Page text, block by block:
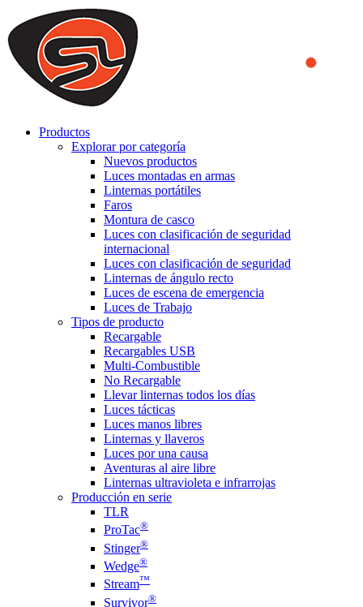
We use cookies to ensure that we provide you the best experience
on our website. By continuing to browse this website, you accept
that cookies are used to help us analyze how the website is used and
to offer you a better experience. To learn more or to find out how
you can disable cookies, you can access our
Productos
Explorar por categoría
Nuevos productos
Luces montadas en armas
Linternas portátiles
Faros
Montura de casco
Luces con clasificación de seguridad
internacional
Luces con clasificación de seguridad
Linternas de ángulo recto
Luces de escena de emergencia
Luces de Trabajo
Tipos de producto
Recargable
Recargables USB
Multi-Combustible
No Recargable
Llevar linternas todos los días
Luces tácticas
Luces manos libres
Linternas y llaveros
Luces por una causa
Aventuras al aire libre
Linternas ultravioleta e infrarrojas
Producción en serie
TLR
ProTac®
Stinger®
Wedge®
Stream™
Survivor®